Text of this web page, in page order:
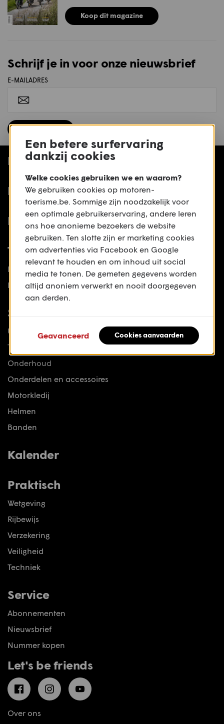
Koop dit magazine
Schrijf je in voor onze nieuwsbrief
E-MAILADRES
Inschrijven
Nieuws
Motoren
Routes
Toerisme
Reportage
Lezersreportages
Stuff
Uitlaten
Transport
Onderhoud
Onderdelen en accessoires
Motorkledij
Helmen
Banden
Kalender
Praktisch
Wetgeving
Rijbewijs
Verzekering
Veiligheid
Techniek
Service
Abonnementen
Nieuwsbrief
Nummer kopen
Let's be friends
FacebookInstagramYouTube
Over ons
Een betere surfervaring
dankzij cookies
Welke cookies gebruiken we en waarom?
We gebruiken cookies op motoren-
toerisme.be. Sommige zijn noodzakelijk voor
een optimale gebruikerservaring, andere leren
ons hoe anonieme bezoekers de website
gebruiken. Ten slotte zijn er marketing cookies
om advertenties via Facebook en Google
relevant te houden en om inhoud uit social
media te tonen. De gemeten gegevens worden
altijd anoniem verwerkt en nooit doorgegeven
aan derden.
Geavanceerd Cookies aanvaarden